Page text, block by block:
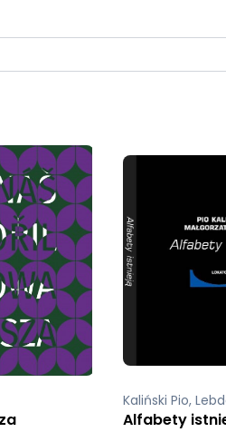
Domailk Andrzej
Wiersze